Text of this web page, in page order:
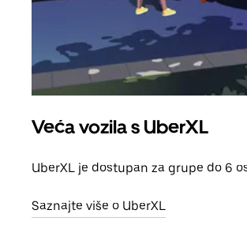
Veća vozila s UberXL
UberXL je dostupan za grupe do 6
Saznajte više o UberXL